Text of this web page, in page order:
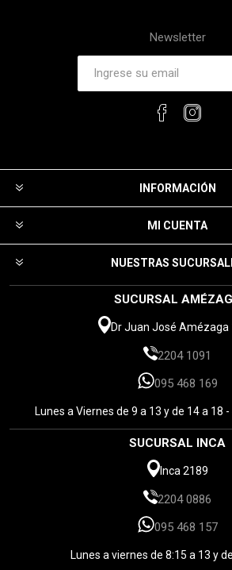
Newsletter
INFORMACIÓN
MI CUENTA
NUESTRAS
SUCURSAL
Dr Juan José Amézaga
2204 1091
095 468 169
Lunes a Viernes de 9 a 13 y de 14 a 18
SUCURSAL INCA
Inca 2189
2204 0886
095 468 157
Lunes a viernes de 8:15 a 13 y